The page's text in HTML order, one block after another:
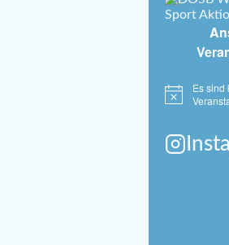
Hinweis
Es sind